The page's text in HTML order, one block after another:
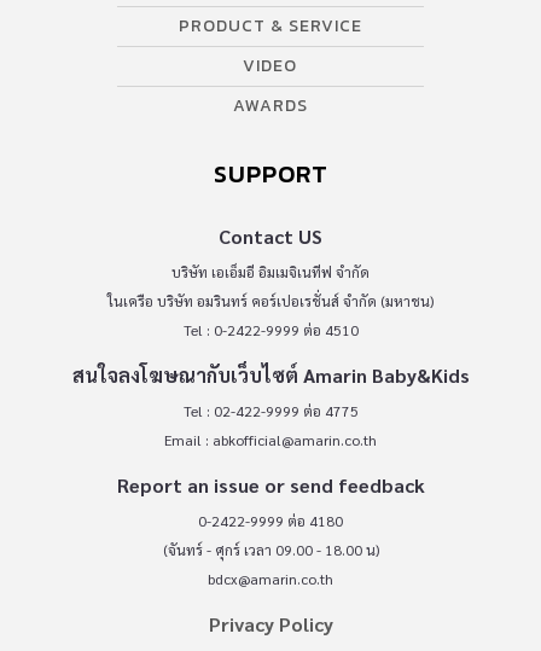
PRODUCT & SERVICE
VIDEO
AWARDS
SUPPORT
Contact US
บริษัท เอเอ็มอี อิมเมจิเนทีฟ จำกัด
ในเครือ บริษัท อมรินทร์ คอร์เปอเรชั่นส์ จำกัด (มหาชน)
Tel : 0-2422-9999 ต่อ 4510
สนใจลงโฆษณากับเว็บไซต์ Amarin Baby&Kids
Tel : 02-422-9999 ต่อ 4775
Email : abkofficial@amarin.co.th
Report an issue or send feedback
0-2422-9999 ต่อ 4180
(จันทร์ - ศุกร์ เวลา 09.00 - 18.00 น)
bdcx@amarin.co.th
Privacy Policy